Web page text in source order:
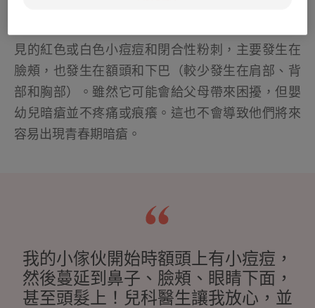
見的紅色或白色小痘痘和閉合性粉刺，主要發生在
臉頰，也發生在額頭和下巴（較少發生在肩部、背
部和胸部）。雖然它可能會給父母帶來困擾，但嬰
幼兒暗瘡並不疼痛或痕癢。這也不會導致他們將來
容易出現青春期暗瘡。
我的小傢伙開始時額頭上有小痘痘，
然後蔓延到鼻子、臉頰、眼睛下面，
甚至頭髮上！兒科醫生讓我放心，並